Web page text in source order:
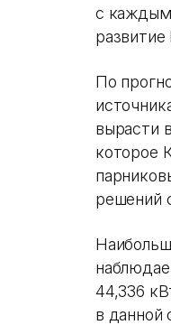
с каждым
По
вырасти
которое
решений
44,336
в данной